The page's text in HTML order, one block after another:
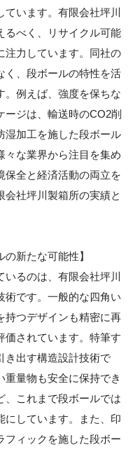
います。有限会社坪川
るべく、リサイクル可能
注力しています。同社の
く、段ボールの特性を活
。例えば、強度を保ちな
ージは、輸送時のCO2削
湿加工を施した段ボール
々な業界から注目を集め
保全と経済活動の両立を
会社坪川製箱所の実績と
新たな可能性】
るのは、有限会社坪川
術です。一般的な四角い
持つデザインも精密に再
価されています。特筆す
き出す構造設計技術で
量物も安全に保持でき
、これまで段ボールでは
にしています。また、印
フィックを施した段ボー